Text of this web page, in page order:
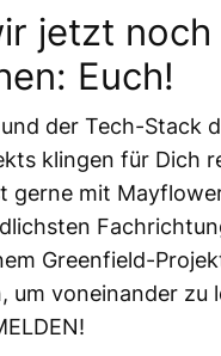
jetzt noch
Euch!
der Tech-Stack
klingen für Dich
gerne mit
Greenfield-
um voneinander zu